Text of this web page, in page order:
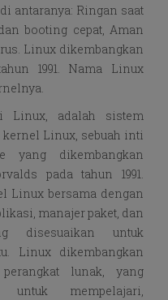
antaranya: Ringan saat
booting cepat, Aman
Linux dikembangkan
1991. Nama Linux
Linux, adalah sistem
Linux, sebuah inti
yang dikembangkan
pada tahun 1991.
Linux bersama dengan
manajer paket, dan
disesuaikan untuk
Linux dikembangkan
lunak, yang
untuk mempelajari,